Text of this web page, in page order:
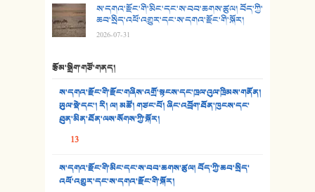
30. སི་ལིང་འབྲི་མོ། - ཕན་ཐོག
31. ཕ་ཡུལ་ཡར་ཀླུང་།
32. ཨ་མ།
33. འཛོམས་པའི་ལམ།
34. ཉི་མ་སེམས་ལ་ཞོག་དང་། - ཟླ་སྒྲོན།
36. ཟླ་གཞོན་སྙན་དབྱངས། - ཟླ་སྒྲོན།
ས་དགའ་རྫོང་གི་མིང་དང་ས་བབ་ཆགས་ཚུལ། བོད་ཀྱི་
ཆབ་སྲིད་འཕོ་འགྱུར་དང་ས་དགའ་རྫོང་གི་སྐོར།
2026-07-31
རྩོམ་སྒྲིག་གཙོ་གནད།
ས་དགའ་རྫོང་གི་རྫོང་གཞིས་འགྲོ་སྟངས་དང་ཁྲལ་འུལ་ཁྲིམས་གནོན།
ཡུལ་སྡེ་དང་། རི། ལ། མཚོ། གཙང་པོ། ཞིང་འབྲོག་ཐོན་ཁུངས་དང་
ཐུན་མིན་ཐོན་ལས་སོགས་ཀྱི་སྐོར།
13
ས་དགའ་རྫོང་གི་མིང་དང་ས་བབ་ཆགས་ཚུལ། བོད་ཀྱི་ཆབ་སྲིད་
འཕོ་འགྱུར་དང་ས་དགའ་རྫོང་གི་སྐོར།